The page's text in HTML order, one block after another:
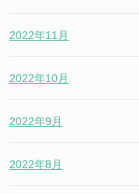
2022年11月
2022年10月
2022年9月
2022年8月